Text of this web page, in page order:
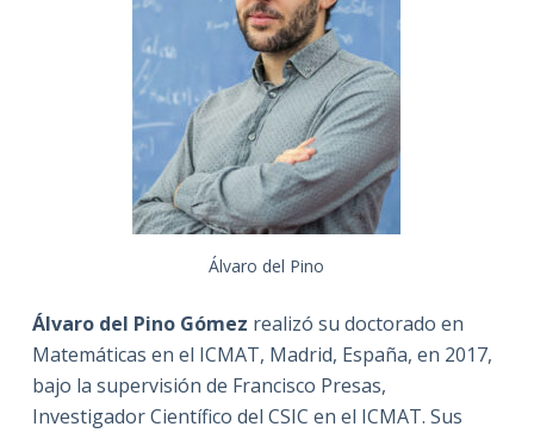
Álvaro del Pino
Álvaro del Pino Gómez realizó su doctorado en
Matemáticas en el ICMAT, Madrid, España, en 2017,
bajo la supervisión de Francisco Presas,
Investigador Científico del CSIC en el ICMAT. Sus